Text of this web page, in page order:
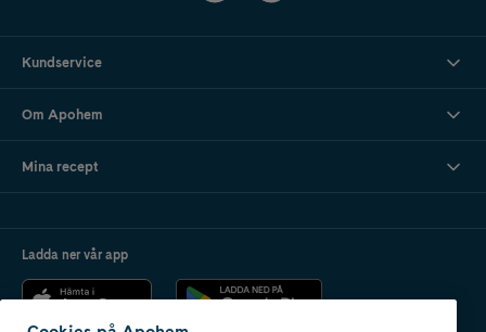
Kundservice
Om Apohem
Mina recept
Ladda ner vår app